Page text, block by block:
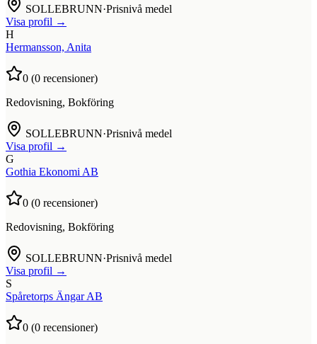
SOLLEBRUNN·Prisnivå medel
Visa profil →
H
Hermansson, Anita
0 (0 recensioner)
Redovisning, Bokföring
SOLLEBRUNN·Prisnivå medel
Visa profil →
G
Gothia Ekonomi AB
0 (0 recensioner)
Redovisning, Bokföring
SOLLEBRUNN·Prisnivå medel
Visa profil →
S
Spåretorps Ängar AB
0 (0 recensioner)